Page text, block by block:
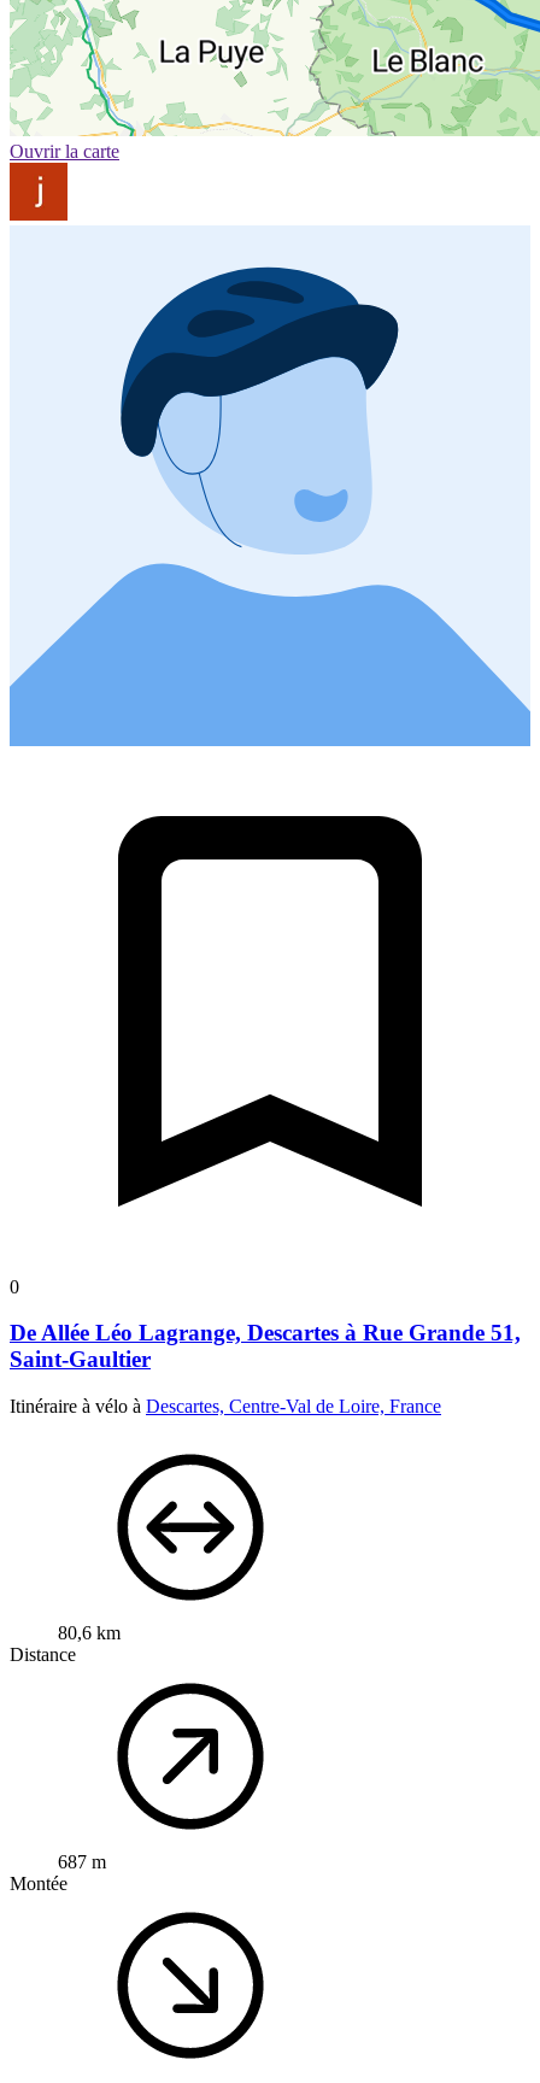
Ouvrir la carte
0
De Allée Léo Lagrange, Descartes à Rue Grande 51,
Saint-Gaultier
Itinéraire à vélo à Descartes, Centre-Val de Loire, France
80,6 km
Distance
687 m
Montée